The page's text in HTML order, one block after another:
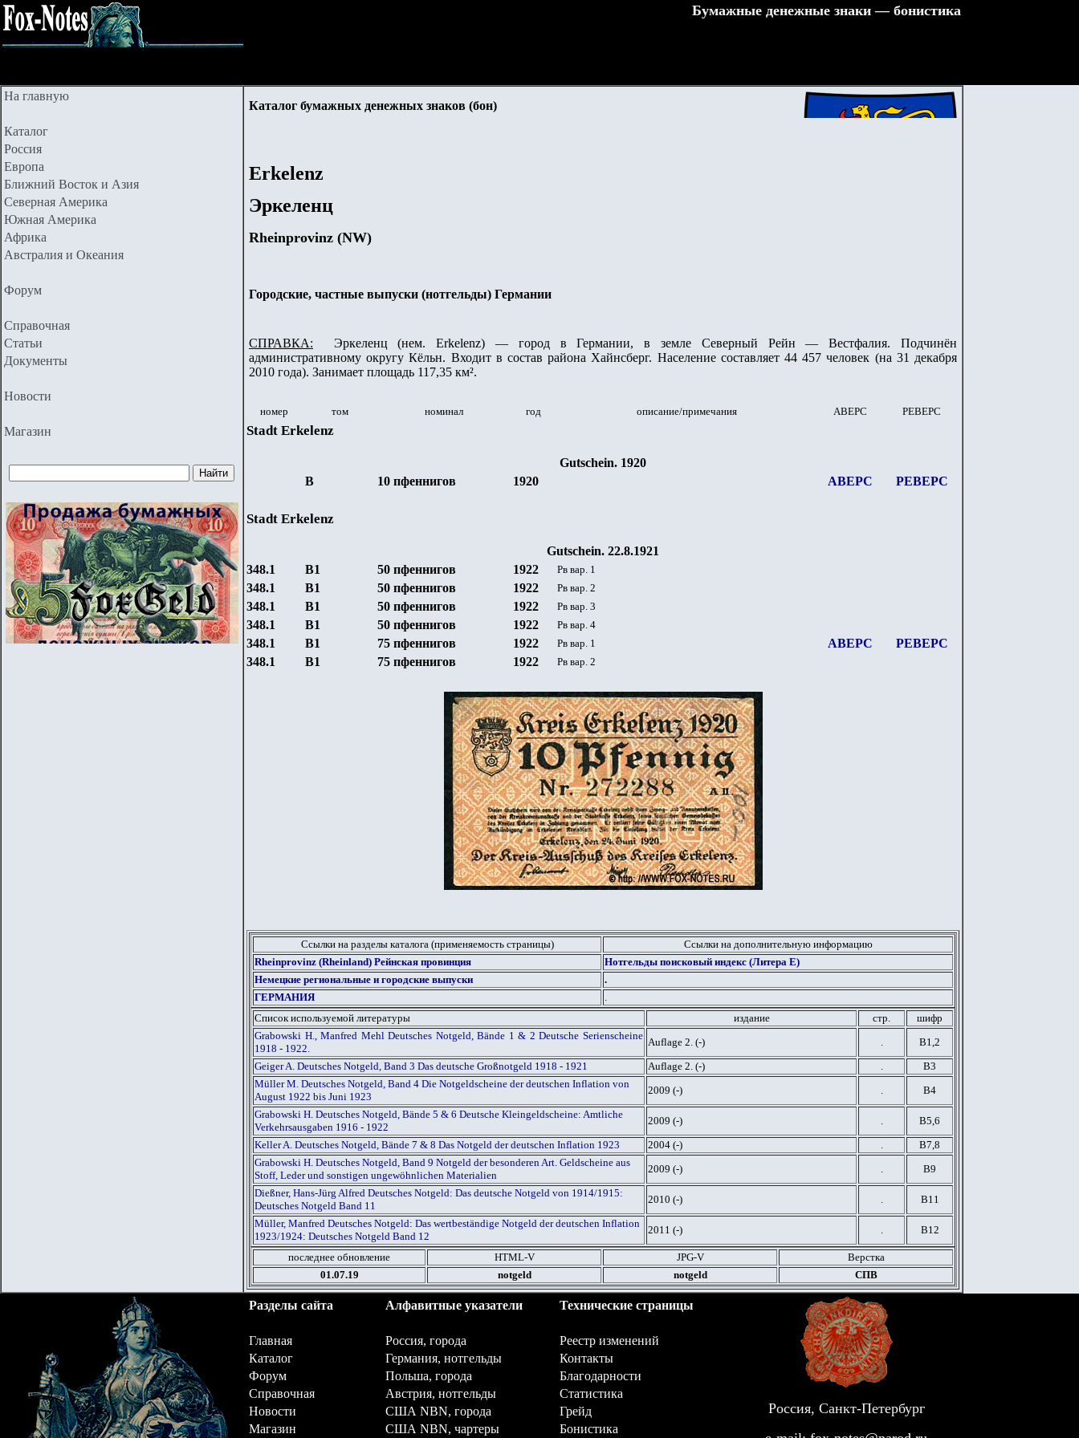
Бумажные денежные знаки — бонистика
На главную
Каталог
Россия
Европа
Ближний Восток и Азия
Северная Америка
Южная Америка
Африка
Австралия и Океания
Форум
Справочная
Статьи
Документы
Новости
Магазин
Каталог бумажных денежных знаков (бон)
Erkelenz
Эркеленц
Rheinprovinz (NW)
Городские, частные выпуски (нотгельды) Германии
СПРАВКА: Эркеленц (нем. Erkelenz) — город в Германии, в земле Северный Рейн — Вестфалия.
Подчинён
административному округу Кёльн. Входит в состав района Хайнсберг. Население составляет 44 457 человек (на 31 декабря
2010 года). Занимает площадь 117,35 км².
номер том номинал год описание/примечания АВЕРС РЕВЕРС
Stadt Erkelenz
Gutschein. 1920
B
10 пфеннигов 1920 АВЕРС РЕВЕРС
Stadt Erkelenz
Gutschein. 22.8.1921
348.1 B1 50 пфеннигов 1922 Рв вар. 1
348.1 B1 50 пфеннигов 1922 Рв вар. 2
348.1 B1 50 пфеннигов 1922 Рв вар. 3
348.1 B1 50 пфеннигов 1922 Рв вар. 4
348.1 B1 75 пфеннигов 1922 Рв вар. 1 АВЕРС
РЕВЕРС
348.1 B1 75 пфеннигов 1922 Рв вар. 2
Ссылки на разделы каталога (применяемость страницы)
Ссылки на дополнительную информацию
Rheinprovinz (Rheinland) Рейнская провинция
Нотгельды поисковый индекс (Литера Е)
Немецкие региональные и городские выпуски
.
ГЕРМАНИЯ
.
Список используемой литературы
издание стр.
шифр
Grabowski H., Manfred Mehl Deutsches Notgeld, Bände 1 & 2 Deutsche Serienscheine
1918 - 1922.
Auflage 2. (-) .
В1,2
Geiger A. Deutsches Notgeld, Band 3 Das deutsche Großnotgeld 1918 - 1921
Auflage 2. (-) .
В3
Müller M. Deutsches Notgeld, Band 4 Die Notgeldscheine der deutschen Inflation von
August 1922 bis Juni 1923
2009 (-) .
В4
Grabowski H. Deutsches Notgeld, Bände 5 & 6 Deutsche Kleingeldscheine: Amtliche
Verkehrsausgaben 1916 - 1922
2009 (-) .
В5,6
Keller A. Deutsches Notgeld, Bände 7 & 8 Das Notgeld der deutschen Inflation 1923
2004 (-) .
В7,8
Grabowski H. Deutsches Notgeld, Band 9 Notgeld der besonderen Art. Geldscheine aus
Stoff, Leder und sonstigen ungewöhnlichen Materialien
2009 (-) .
В9
Dießner, Hans-Jürg Alfred Deutsches Notgeld: Das deutsche Notgeld von 1914/1915:
Deutsches Notgeld Band 11
2010 (-) .
В11
Müller, Manfred Deutsches Notgeld: Das wertbeständige Notgeld der deutschen Inflation
1923/1924: Deutsches Notgeld Band 12
2011 (-) . В12
последнее обновление HTML-V JPG-V
Верстка
01.07.19
notgeld notgeld СПВ
Разделы сайта Алфавитные указатели Технические страницы
Главная Россия, города
Реестр изменений
Каталог
Германия, нотгельды
Контакты
Форум
Польша, города
Благодарности
Справочная
Австрия, нотгельды
Статистика
Новости
США NBN, города
Грейд
Магазин
США NBN, чартеры Бонистика
Россия, Санкт-Петербург